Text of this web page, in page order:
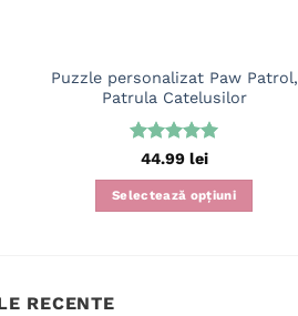
Puzzle personalizat Paw Patrol,
Patrula Catelusilor
Evaluat la
44.99 lei
Selectează opțiuni
RECENTE